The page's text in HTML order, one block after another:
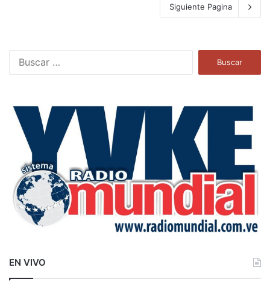
Siguiente Pagina
a
EN VIVO